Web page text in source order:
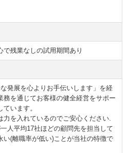
で残業なしの試用期間あり
発展を心よりお手伝いします」を経
務を通じてお客様の健全経営をサポー
います。
を入れているのでご安心ください.
人平均17社ほどの顧問先を担当して
い(離職率が低い)ことが当社の特徴で